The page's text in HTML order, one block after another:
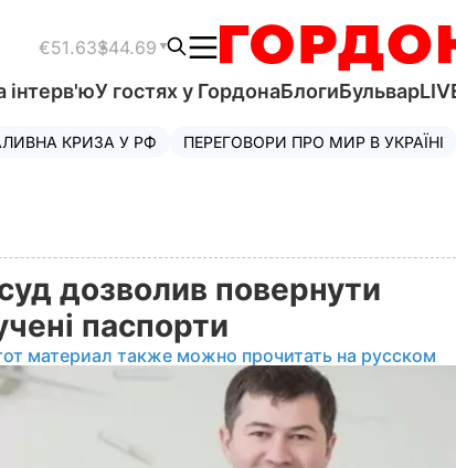
€51.63$44.69
інтерв'юУ гостях у ГордонаБлогиБульвар
КРИЗА У РФ ПЕРЕГОВОРИ ПРО МИР В УКРАЇНІ
дозволив повернути
паспорти
материал также можно прочитать на русском